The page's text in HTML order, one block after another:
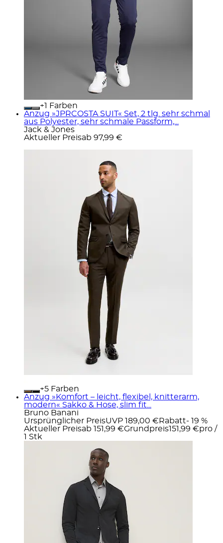
+
Farben
Anzug »JPRCOSTA SUIT« Set, 2 tlg. sehr schmal
aus Polyester, sehr schmale Passform,...
Jack & Jones
Aktueller Preisab 97,99 €
+
Farben
Anzug »Komfort – leicht, flexibel, knitterarm,
modern« Sakko & Hose, slim fit...
Bruno Banani
Ursprünglicher PreisUVP 189,00 € Rabatt- 19 %
Aktueller Preisab 151,99 €Grundpreis151,99 €pro /
1 Stk